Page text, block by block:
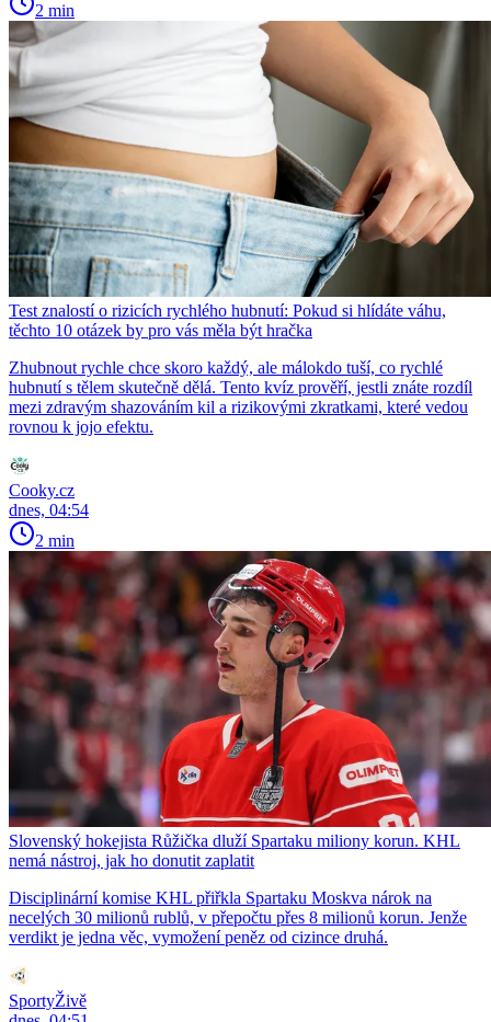
2 min
Test znalostí o rizicích rychlého hubnutí: Pokud si hlídáte váhu,
těchto 10 otázek by pro vás měla být hračka
Zhubnout rychle chce skoro každý, ale málokdo tuší, co rychlé
hubnutí s tělem skutečně dělá. Tento kvíz prověří, jestli znáte rozdíl
mezi zdravým shazováním kil a rizikovými zkratkami, které vedou
rovnou k jojo efektu.
Cooky.cz
dnes, 04:54
2 min
Slovenský hokejista Růžička dluží Spartaku miliony korun. KHL
nemá nástroj, jak ho donutit zaplatit
Disciplinární komise KHL přiřkla Spartaku Moskva nárok na
necelých 30 milionů rublů, v přepočtu přes 8 milionů korun. Jenže
verdikt je jedna věc, vymožení peněz od cizince druhá.
SportyŽivě